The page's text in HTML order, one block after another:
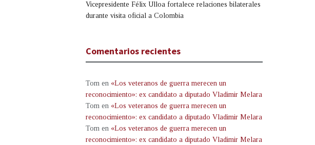
Vicepresidente Félix Ulloa fortalece relaciones bilaterales
durante visita oficial a Colombia
Comentarios recientes
Tom en «Los veteranos de guerra merecen un
reconocimiento»: ex candidato a diputado Vladimir Melara
Tom en «Los veteranos de guerra merecen un
reconocimiento»: ex candidato a diputado Vladimir Melara
Tom en «Los veteranos de guerra merecen un
reconocimiento»: ex candidato a diputado Vladimir Melara